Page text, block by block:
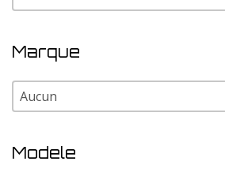
Marque
Marque
Marque
Modele